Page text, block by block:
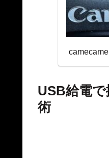
USB給電
術